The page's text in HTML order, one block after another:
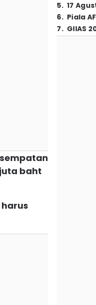
baht
5. 17
6. Piala
7. GIIAS